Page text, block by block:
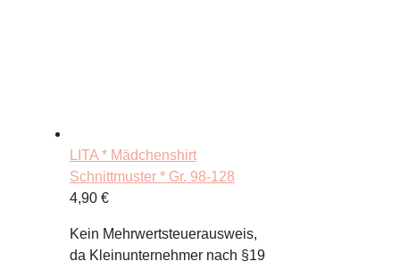
LITA * Mädchenshirt
Schnittmuster * Gr. 98-128
4,90 €
Kein Mehrwertsteuerausweis,
da Kleinunternehmer nach §19